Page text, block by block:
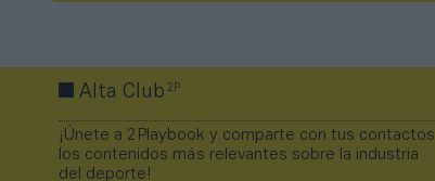
Alta Club2P
¡Únete a 2Playbook y comparte con tus contactos
los contenidos más relevantes sobre la industria
del deporte!